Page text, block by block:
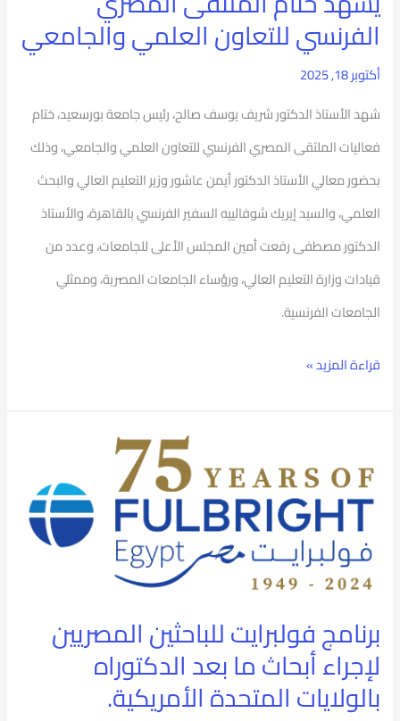
الفرنسي للتعاون العلمي والجامعي
أكتوبر 18, 2025
شهد الأستاذ الدكتور شريف يوسف صالح، رئيس جامعة بورسعيد، ختام
فعاليات الملتقى المصري الفرنسي للتعاون العلمي والجامعي، وذلك
بحضور معالي الأستاذ الدكتور أيمن عاشور وزير التعليم العالي والبحث
العلمي، والسيد إيريك شوفالييه السفير الفرنسي بالقاهرة، والأستاذ
الدكتور مصطفى رفعت أمين المجلس الأعلى للجامعات، وعدد من
قيادات وزارة التعليم العالي، ورؤساء الجامعات المصرية، وممثلي
الجامعات الفرنسية.
ختام
الملتقى
المصري
الفرنسي
للتعاون
العلمي
والجامعي
قراءة المزيد »
برنامج فولبرايت للباحثين المصريين
لإجراء أبحاث ما بعد الدكتوراه
بالولايات المتحدة الأمريكية.
فولبرايت
للباحثين
المصريين
لإجراء
ما
بعد
الدكتوراه